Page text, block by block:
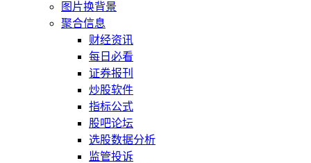
图片换背景
聚合信息
财经资讯
每日必看
证券报刊
炒股软件
指标公式
股吧论坛
选股数据分析
监管投诉